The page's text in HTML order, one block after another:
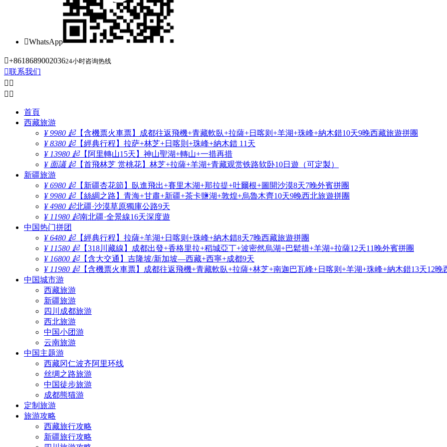
WhatsApp
+861868900203624小时咨询热线
联系我们
 
 
首頁
西藏旅游
¥ 9980 起【含機票火車票】成都往返飛機+青藏軟臥+拉薩+日喀则+羊湖+珠峰+納木錯10天9晚西藏旅遊拼團
¥ 8380 起【經典行程】拉萨+林芝+日喀則+珠峰+納木錯 11天
¥ 13980 起【阿里轉山15天】神山聖湖+轉山+一措再措
¥ 面議 起【首飛林芝 赏桃花】林芝+拉薩+羊湖+青藏观赏铁路软卧10日遊（可定製）
新疆旅游
¥ 6980 起【新疆杏花節】臥進飛出+賽里木湖+那拉提+吐爾根+圖開沙漠8天7晚外賓拼團
¥ 9980 起【絲綢之路】青海+甘肅+新疆+茶卡鹽湖+敦煌+烏魯木齊10天9晚西北旅遊拼團
¥ 4980 起北疆·沙漠草原獨庫公路9天
¥ 11980 起南北疆·全景線16天深度遊
中国热门拼团
¥ 6480 起【經典行程】拉薩+羊湖+日喀则+珠峰+納木錯8天7晚西藏旅遊拼團
¥ 11580 起【318川藏線】成都出發+香格里拉+稻城亞丁+波密然烏湖+巴鬆措+羊湖+拉薩12天11晚外賓拼團
¥ 16800 起【含大交通】吉隆坡/新加坡—西藏+西寧+成都9天
¥ 11980 起【含機票火車票】成都往返飛機+青藏軟臥+拉薩+林芝+南迦巴瓦峰+日喀则+羊湖+珠峰+納木錯13天12晚
中国城市游
西藏旅游
新疆旅游
四川成都旅游
西北旅游
中国小团游
云南旅游
中国主题游
西藏冈仁波齐阿里环线
丝绸之路旅游
中国徒步旅游
成都熊猫游
定制旅游
旅游攻略
西藏旅行攻略
新疆旅行攻略